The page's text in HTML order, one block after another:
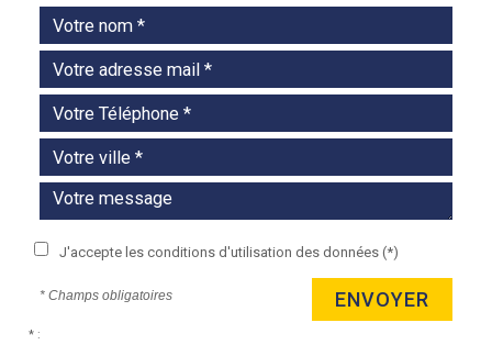
J'accepte les conditions d'utilisation des données (*)
* Champs obligatoires ENVOYER
* :